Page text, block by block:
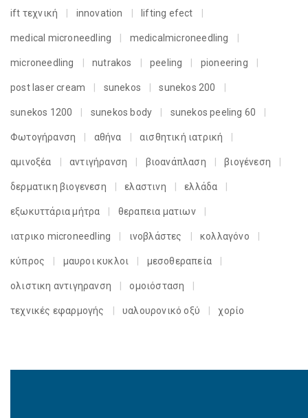
ift τεχνική innovation lifting efect
medical microneedling medicalmicroneedling
microneedling nutrakos peeling pioneering
post laser cream sunekos sunekos 200
sunekos 1200 sunekos body sunekos peeling 60
Φωτογήρανση αθήνα αισθητική ιατρική
αμινοξέα αντιγήρανση βιοανάπλαση βιογένεση
δερματικη βιογενεση ελαστινη ελλάδα
εξωκυττάρια μήτρα θεραπεια ματιων
ιατρικο microneedling ινοβλάστες κολλαγόνο
κύπρος μαυροι κυκλοι μεσοθεραπεία
ολιστικη αντιγηρανση ομοιόσταση
τεχνικές εφαρμογής υαλουρονικό οξύ χορίο